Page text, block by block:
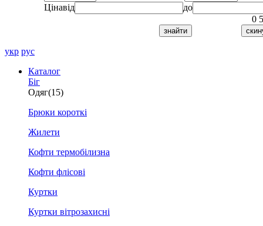
Цінавід
до
0
укр рус
Каталог
Біг
Одяг(15)
Брюки короткі
Жилети
Кофти термобілизна
Кофти флісові
Куртки
Куртки вітрозахисні